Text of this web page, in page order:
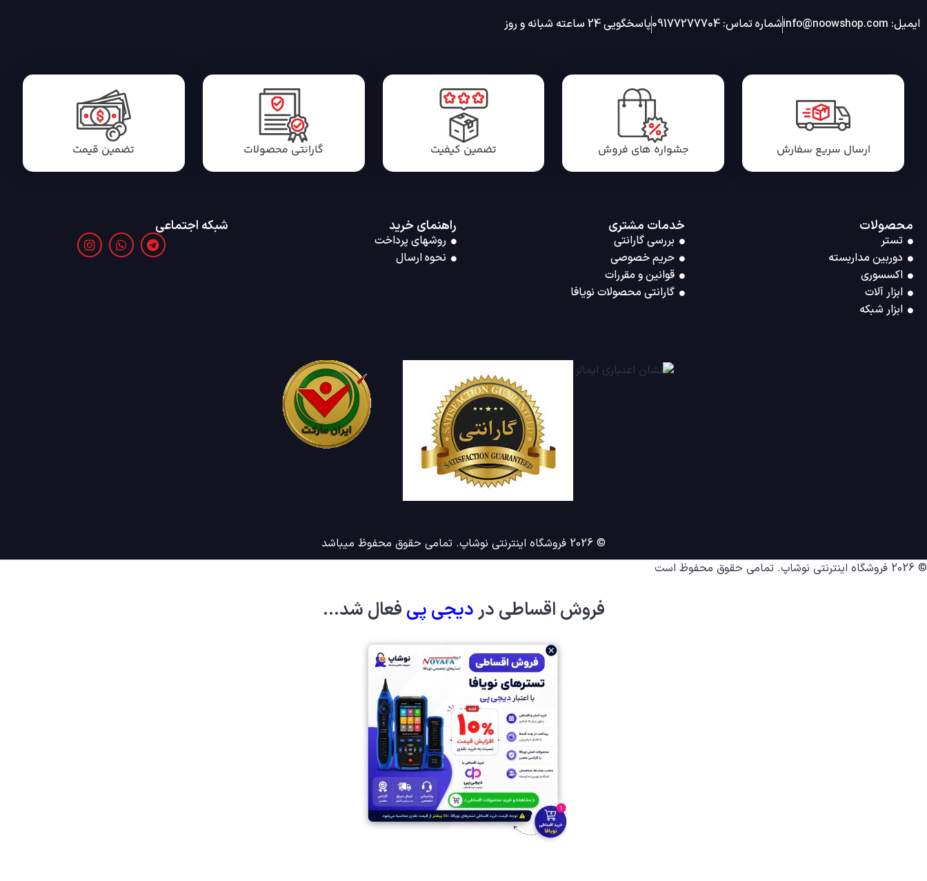
ایمیل: info@noowshop.com شماره تماس: 09177277704 پاسخگویی 24 ساعته شبانه و روز
ارسال سریع سفارش جشواره های فروش تضمین کیفیت گارانتی محصولات تضمین قیمت
محصولات
تستر
دوربین مداربسته
اکسسوری
ابزار آلات
ابزار شبکه
خدمات مشتری
بررسی گارانتی
حریم خصوصی
قوانین و مقررات
گارانتی محصولات نویافا
راهنمای خرید
روشهای پرداخت
نحوه ارسال
شبکه اجتماعی
© 2026 فروشگاه اینترنتی نوشاپ. تمامی حقوق محفوظ میباشد
© 2026
فروشگاه اینترنتی نوشاپ. تمامی حقوق محفوظ است
فروش اقساطی دردیجی پی فعال شد...